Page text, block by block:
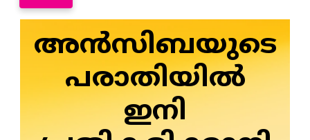
അന്‍സിബയുടെ
പരാതിയില്‍
ഇനി